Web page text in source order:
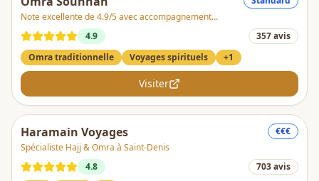
Note excellente de 4.9/5 avec accompagnement
personnalisé
4.9 357avis
Omra traditionnelle
Voyages spirituels +1
Visiter
Haramain Voyages
Spécialiste Hajj & Omra à Saint-Denis
€€€
4.8 703avis